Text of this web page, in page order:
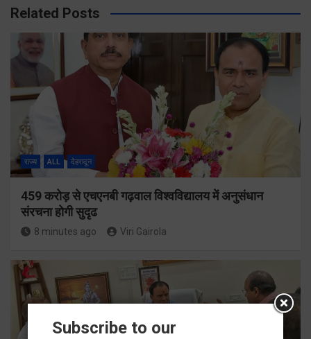
Related Posts
राज्य ALL देहरादून
459 करोड़ से एचएनबी गढ़वाल विश्वविद्यालय में अनुसंधान
संरचना होगी सुदृढ
8 minutes ago Viri Gairola
Subscribe to our